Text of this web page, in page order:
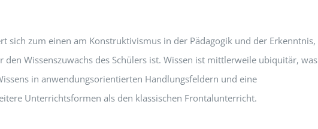
sich zum einen am Konstruktivismus in der Pädagogik und der Erkenntnis,
Wissenszuwachs des Schülers ist. Wissen ist mittlerweile ubiquitär, was
in anwendungsorientierten Handlungsfeldern und eine
Unterrichtsformen als den klassischen Frontalunterricht.